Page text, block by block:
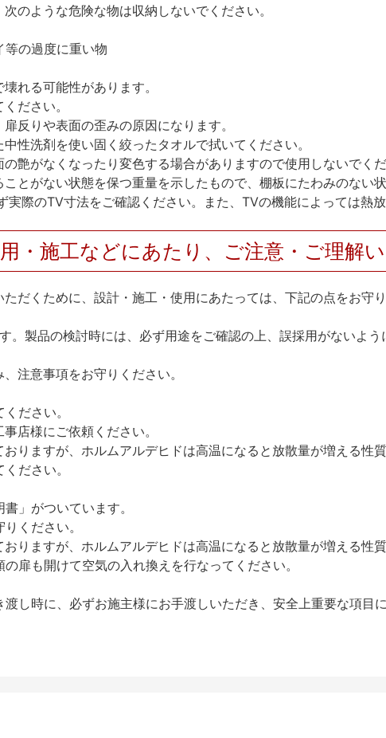
のような危険な物は収納しないでください。
等の過度に重い物
れる可能性があります。
ださい。
反りや表面の歪みの原因になります。
性洗剤を使い固く絞ったタオルで拭いてください。
艶がなくなったり変色する場合がありますので使用しないでく
とがない状態を保つ重量を示したもので、棚板にたわみのない
際のTV寸法をご確認ください。また、TVの機能によっては熱
・施工などにあたり、ご注意・ご理解
だくために、設計・施工・使用にあたっては、下記の点をお守
。製品の検討時には、必ず用途をご確認の上、誤採用がないよ
注意事項をお守りください。
ださい。
店様にご依頼ください。
りますが、ホルムアルデヒドは高温になると放散量が増える性
ださい。
」がついています。
ください。
りますが、ホルムアルデヒドは高温になると放散量が増える性
扉も開けて空気の入れ換えを行なってください。
渡し時に、必ずお施主様にお手渡しいただき、安全上重要な項目